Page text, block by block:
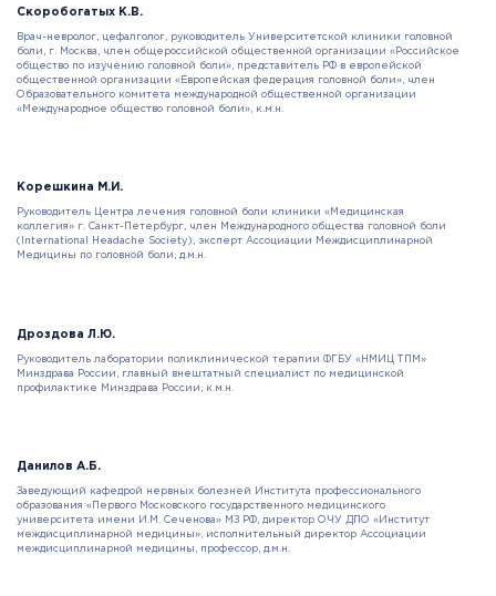
Скоробогатых К.В.
Врач-невролог, цефалголог, руководитель Университетской клиники головной
боли, г. Москва, член общероссийской общественной организации «Российское
общество по изучению головной боли», представитель РФ в европейской
общественной организации «Европейская федерация головной боли», член
Образовательного комитета международной общественной организации
«Международное общество головной боли», к.м.н.
Корешкина М.И.
Руководитель Центра лечения головной боли клиники «Медицинская
коллегия» г. Санкт-Петербург, член Международного общества головной боли
(International Headache Society), эксперт Ассоциации Междисциплинарной
Медицины по головной боли, д.м.н.
Дроздова Л.Ю.
Руководитель лаборатории поликлинической терапии ФГБУ «НМИЦ ТПМ»
Минздрава России, главный внештатный специалист по медицинской
профилактике Минздрава России, к.м.н.
Данилов А.Б.
Заведующий кафедрой нервных болезней Института профессионального
образования «Первого Московского государственного медицинского
университета имени И.М. Сеченова» МЗ РФ, директор ОЧУ ДПО «Институт
междисциплинарной медицины», исполнительный директор Ассоциации
междисциплинарной медицины, профессор, д.м.н.